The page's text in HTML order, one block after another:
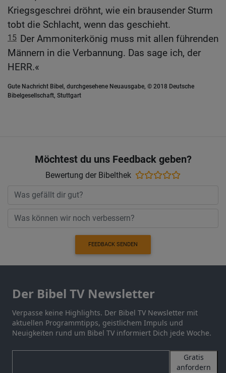
Kriegsgeschrei dröhnt, wie ein brausender Sturm
tobt die Schlacht, wenn das geschieht.
15 Der Ammoniterkönig muss mit allen führenden
Männern in die Verbannung. Das sage ich, der
HERR.«
Gute Nachricht Bibel, durchgesehene Neuausgabe, © 2018 Deutsche
Bibelgesellschaft, Stuttgart
Möchtest du uns Feedback geben?
Bewertung der Bibelthek
FEEDBACK SENDEN
Der Bibel TV Newsletter
Verpasse keine Highlights. Der Bibel TV Newsletter mit
aktuellen Programmtipps, geistlichem Impuls und
Neuigkeiten rund um Bibel TV informiert Dich jede Woche.
Gratis
anfordern